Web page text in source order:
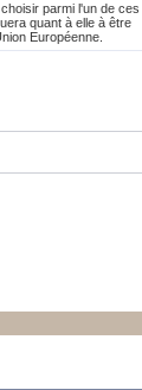
parmi l'un de ces
quant à elle à être
Européenne.